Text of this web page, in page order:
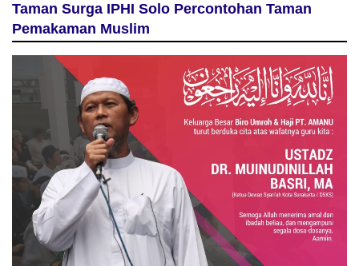
Taman Surga IPHI Solo Percontohan Taman
Pemakaman Muslim